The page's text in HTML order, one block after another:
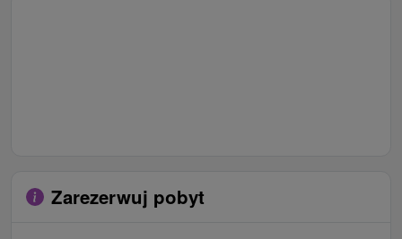
Zarezerwuj pobyt